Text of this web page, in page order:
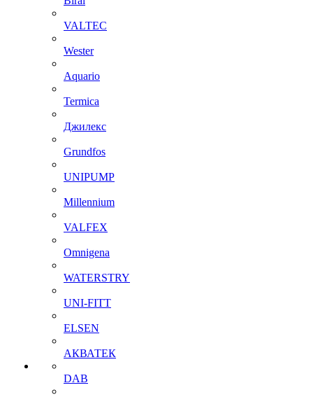
VALTEC
Wester
Aquario
Termica
Джилекс
Grundfos
UNIPUMP
Millennium
VALFEX
Omnigena
WATERSTRY
UNI-FITT
ELSEN
АКВАТЕК
DAB